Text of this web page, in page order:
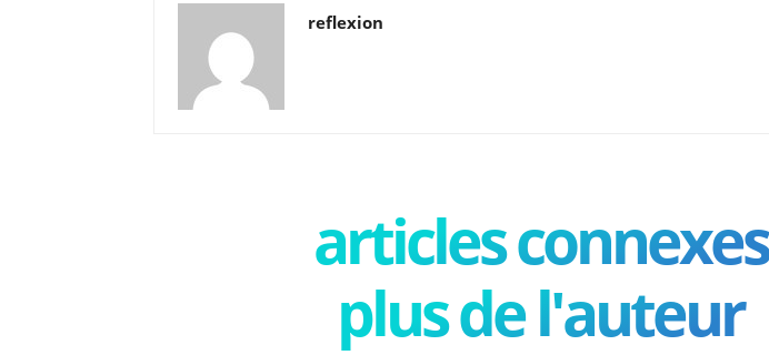
reflexion
articles connexes
plus de l'auteur